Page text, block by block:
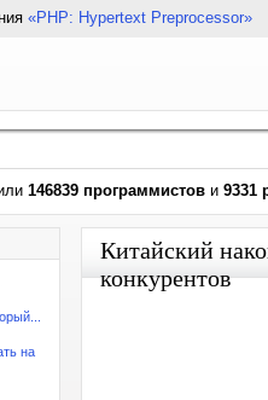
«PHP: Hypertext Preprocessor»
146839 программистов и 9331
на
Китайский
конкурентов